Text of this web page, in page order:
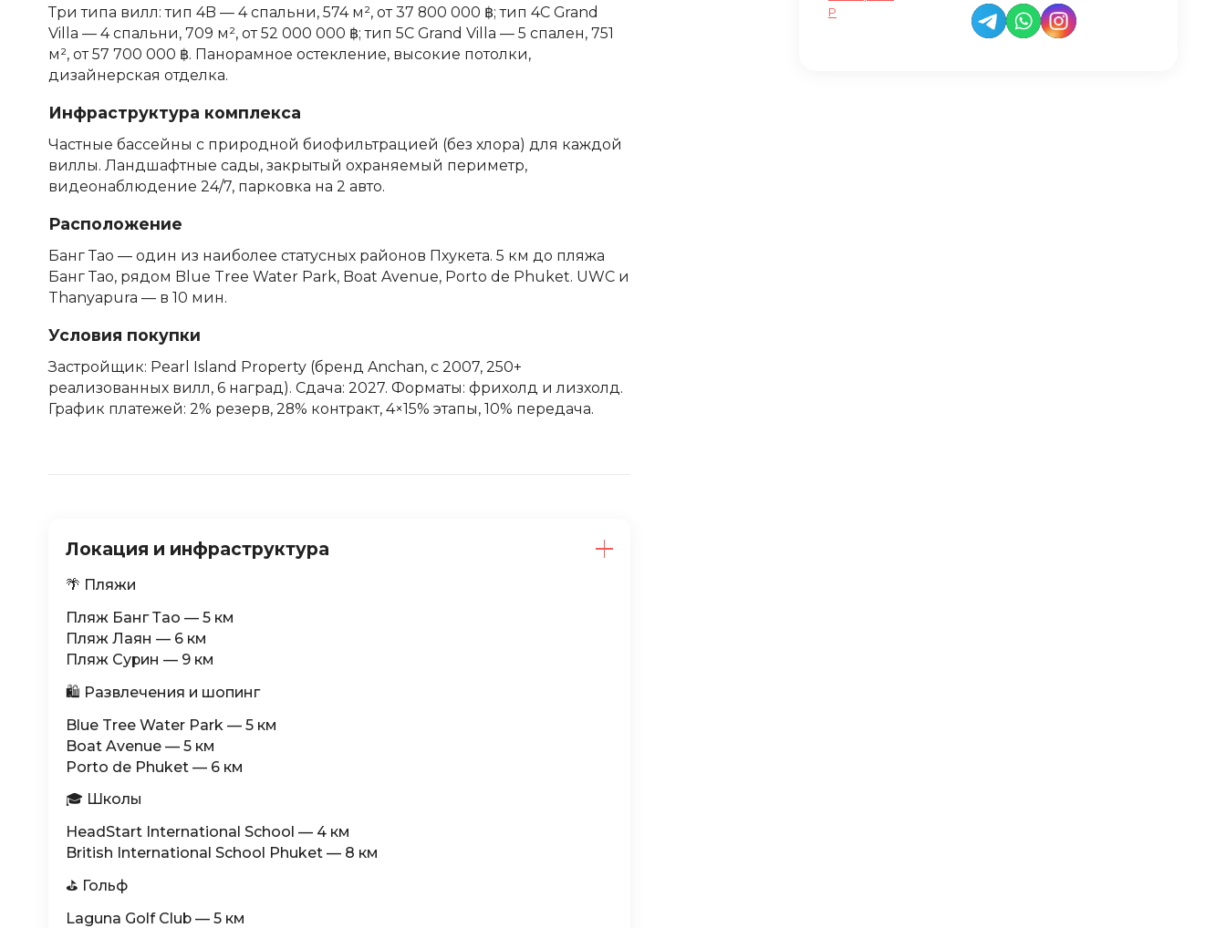
Три типа вилл: тип 4B — 4 спальни, 574 м², от 37 800 000 ฿; тип 4C Grand
Villa — 4 спальни, 709 м², от 52 000 000 ฿; тип 5C Grand Villa — 5 спален, 751
м², от 57 700 000 ฿. Панорамное остекление, высокие потолки,
дизайнерская отделка.
Инфраструктура комплекса
Частные бассейны с природной биофильтрацией (без хлора) для каждой
виллы. Ландшафтные сады, закрытый охраняемый периметр,
видеонаблюдение 24/7, парковка на 2 авто.
Расположение
Банг Тао — один из наиболее статусных районов Пхукета. 5 км до пляжа
Банг Тао, рядом Blue Tree Water Park, Boat Avenue, Porto de Phuket. UWC и
Thanyapura — в 10 мин.
Условия покупки
Застройщик: Pearl Island Property (бренд Anchan, с 2007, 250+
реализованных вилл, 6 наград). Сдача: 2027. Форматы: фрихолд и лизхолд.
График платежей: 2% резерв, 28% контракт, 4×15% этапы, 10% передача.
Локация и инфраструктура
🌴 Пляжи
Пляж Банг Тао — 5 км
Пляж Лаян — 6 км
Пляж Сурин — 9 км
🛍 Развлечения и шопинг
Blue Tree Water Park — 5 км
Boat Avenue — 5 км
Porto de Phuket — 6 км
🎓 Школы
HeadStart International School — 4 км
British International School Phuket — 8 км
⛳ Гольф
Laguna Golf Club — 5 км